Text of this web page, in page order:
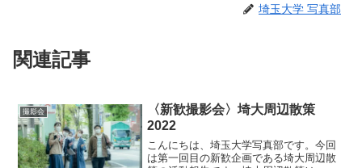
埼玉大学 写真部
関連記事
撮影会
〈新歓撮影会〉埼大周辺散策
2022
こんにちは、埼玉大学写真部です。今回
は第一回目の新歓企画である埼大周辺散